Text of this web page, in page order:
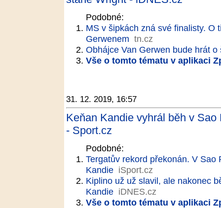
Podobné:
MS v šipkách zná své finalisty. O
Gerwenem tn.cz
Obhájce Van Gerwen bude hrát
Vše o tomto tématu v aplikaci
31. 12. 2019, 16:57
Keňan Kandie vyhrál běh v
- Sport.cz
Podobné:
Tergatův rekord překonán. V Sao
Kandie iSport.cz
Kiplino už už slavil, ale nakonec
Kandie iDNES.cz
Vše o tomto tématu v aplikaci